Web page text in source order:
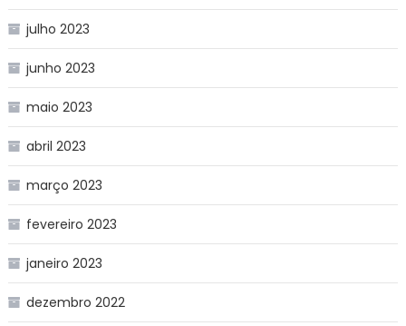
julho 2023
junho 2023
maio 2023
abril 2023
março 2023
fevereiro 2023
janeiro 2023
dezembro 2022